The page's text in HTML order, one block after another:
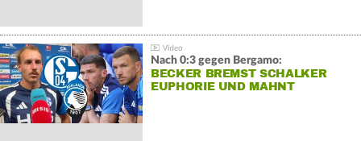
Nach 0:3 gegen Bergamo:
BECKER BREMST SCHALKER
EUPHORIE UND MAHNT